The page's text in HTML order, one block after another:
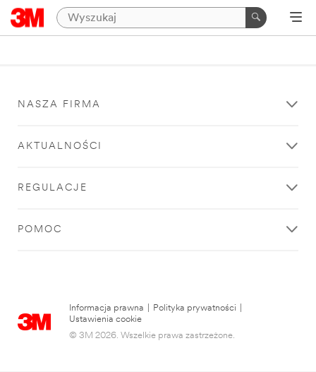
NASZA FIRMA
AKTUALNOŚCI
REGULACJE
POMOC
Informacja prawna Polityka prywatności
Ustawienia cookie
© 3M 2026. Wszelkie prawa zastrzeżone.